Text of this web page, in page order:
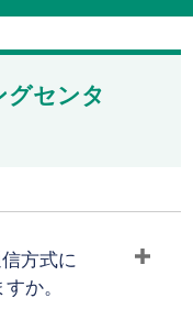
センタ
方式に
か。